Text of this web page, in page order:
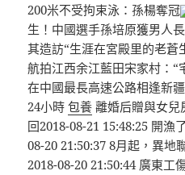
200米不受拘束泳：孫楊奪冠
生！中國選手孫培原獲男人
其造訪“生涯在宮殿里的老蒼
航拍江西余江藍田宋家村：“
在中國最長高速公路相逢新
24小時包養 離婚后贈與女兒
回2018-08-21 15:48:25 開漁
08-20 21:50:37 8月起，異地
2018-08-20 21:50:44 廣東工